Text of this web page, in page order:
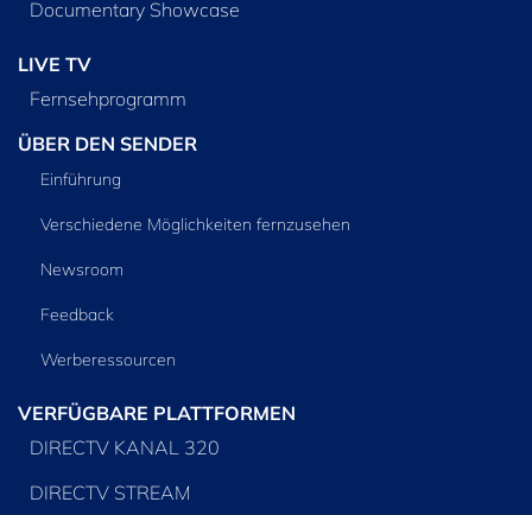
Documentary Showcase
LIVE TV
Fernsehprogramm
ÜBER DEN SENDER
Einführung
Verschiedene Möglichkeiten fernzusehen
Newsroom
Feedback
Werberessourcen
VERFÜGBARE PLATTFORMEN
DIRECTV KANAL 320
DIRECTV STREAM